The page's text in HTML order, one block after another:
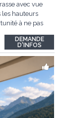
avec vue
hauteurs
à ne pas
170m2 mit
DEMANDE
D'INFOS